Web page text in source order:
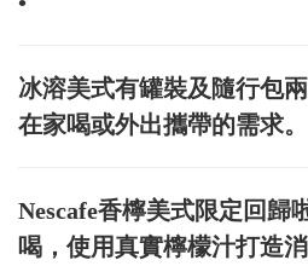
冰溶美式有罐裝及隨行包
在家喝或外出攜帶的需求。
Nescafe香檸美式限定回歸
喝，使用真實檸檬汁打造